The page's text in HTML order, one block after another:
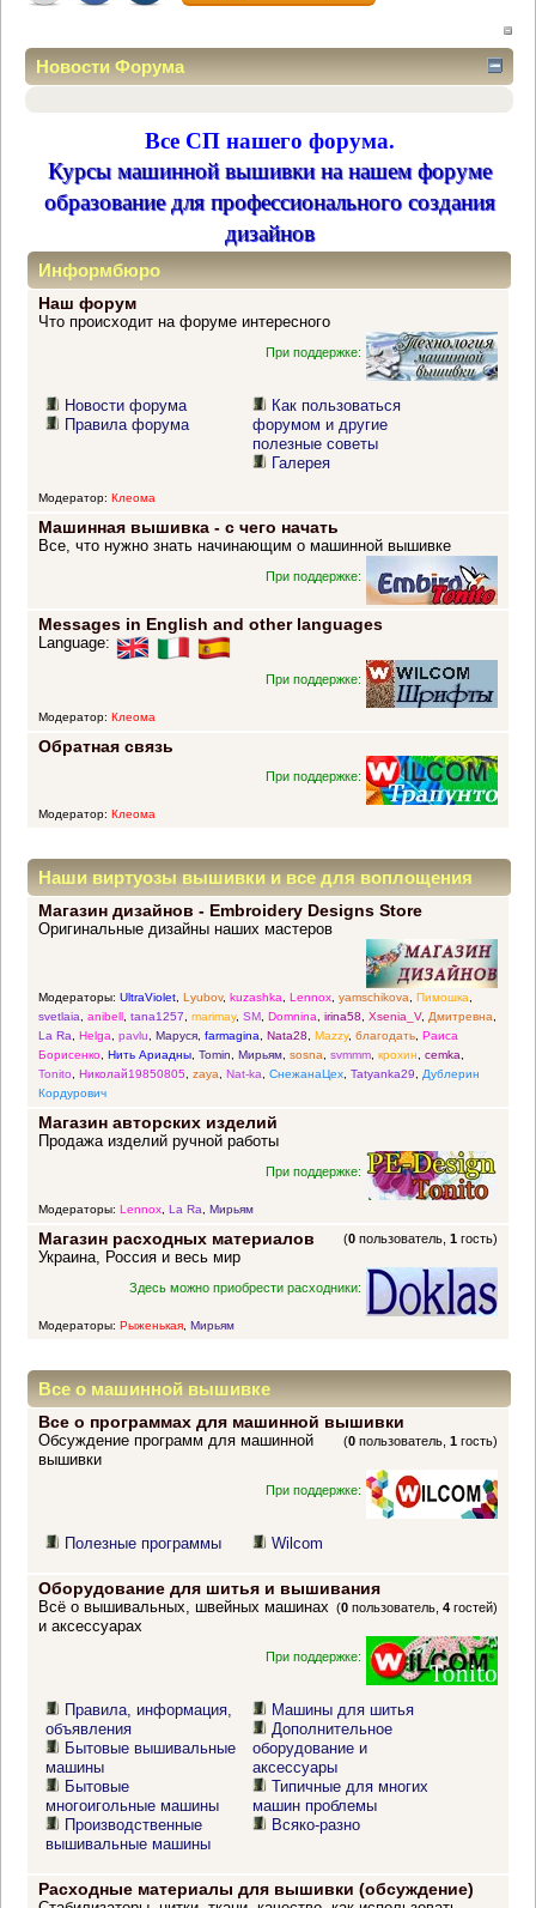
Новости Форума
Все СП нашего форума.
Курсы машинной вышивки на нашем форуме
образование для профессионального создания
дизайнов
Информбюро
Наш форум
Что происходит на форуме интересного
При поддержке:
Новости форума
Правила форума
Как пользоваться
форумом и другие
полезные советы
Галерея
Модератор: Клеома
Машинная вышивка - с чего начать
Все, что нужно знать начинающим о машинной вышивке
При поддержке:
Messages in English and other languages
Language:
При поддержке:
Модератор: Клеома
Обратная связь
При поддержке:
Модератор: Клеома
Наши виртуозы вышивки и все для воплощения
прекрасных идей
Магазин дизайнов - Embroidery Designs Store
Оригинальные дизайны наших мастеров
Модераторы: UltraViolet, Lyubov, kuzashka, Lennox, yamschikova, Пимошка,
svetlaia, anibell, tana1257, marimay, SM, Domnina, irina58, Xsenia_V, Дмитревна,
La Ra, Helga, pavlu, Маруся, farmagina, Nata28, Mazzy, благодать, Раиса
Борисенко, Нить Ариадны, Tomin, Мирьям, sosna, svmmm, крохин, cemka,
Tonito, Николай19850805, zaya, Nat-ka, СнежанаЦех, Tatyanka29, Дублерин
Кордурович
Магазин авторских изделий
Продажа изделий ручной работы
При поддержке:
Модераторы: Lennox, La Ra, Мирьям
Магазин расходных материалов (0 пользователь,1 гость)
Украина, Россия и весь мир
Здесь можно приобрести расходники:
Модераторы: Рыженькая, Мирьям
Все о машинной вышивке
Все о программах для машинной вышивки
(0 пользователь,1 гость)
Обсуждение программ для машинной
вышивки
При поддержке:
Полезные программы Wilcom
Оборудование для шитья и вышивания
(0 пользователь,4 гостей)
Всё о вышивальных, швейных машинах
и аксессуарах
При поддержке:
Правила, информация,
объявления
Бытовые вышивальные
машины
Бытовые
многоигольные машины
Производственные
вышивальные машины
Машины для шитья
Дополнительное
оборудование и
аксессуары
Типичные для многих
машин проблемы
Всяко-разно
Расходные материалы для вышивки (обсуждение)